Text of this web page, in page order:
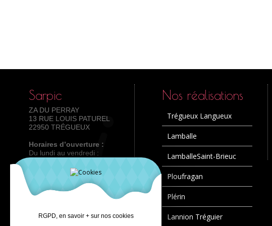
Sarpic
ZA DU PERRAY
13 RUE LOUIS PATUREL
22950 TRÉGUEUX
Horaires d’ouverture :
Du lundi au vendredi :
Tel : 02 96 72 60 61
Nos réalisations
Trégueux Langueux
Lamballe
LamballeSaint-Brieuc
Ploufragan
Plérin
Lannion Tréguier
RGPD, en savoir + sur nos cookies